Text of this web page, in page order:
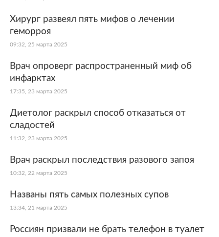
Хирург развеял пять мифов о лечении
геморроя
09:32, 25 марта 2025
Врач опроверг распространенный миф об
инфарктах
17:35, 23 марта 2025
Диетолог раскрыл способ отказаться от
сладостей
11:32, 23 марта 2025
Врач раскрыл последствия разового запоя
10:32, 22 марта 2025
Названы пять самых полезных супов
13:34, 21 марта 2025
Россиян призвали не брать телефон в туалет